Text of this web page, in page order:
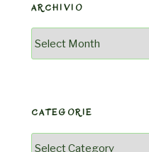
ARCHIVIO
Archivio
CATEGORIE
Categorie